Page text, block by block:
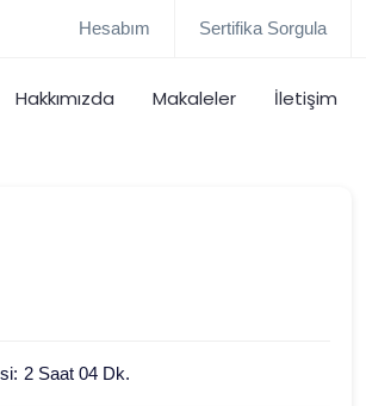
Hesabım Sertifika Sorgula
Hakkımızda Makaleler İletişim
2 Saat 04 Dk.